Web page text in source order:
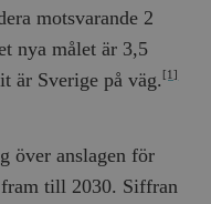
motsvarande 2
nya målet är 3,5
är Sverige på väg. [1]
över anslagen för
till 2030. Siffran